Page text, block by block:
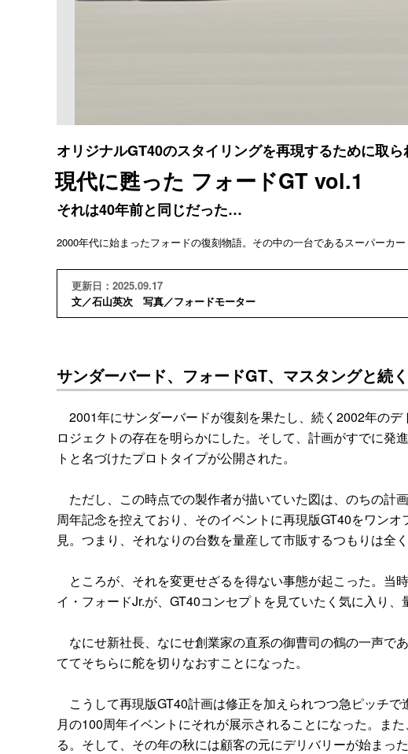
オリジナルGT40のスタイリングを再現するために取
現代に甦った フォードGT vol.1
それは40年前と同じだった…
2000年代に始まったフォードの復刻物語。その中の一台であるスーパーカー
更新日：2025.09.17
文／石山英次 写真／フォードモーター
サンダーバード、フォードGT、マスタングと続
2001年にサンダーバードが復刻を果たし、続く2002年の
ロジェクトの存在を明らかにした。そして、計画がすでに発
トと名づけたプロトタイプが公開された。
ただし、この時点での製作者が描いていた図は、のちの計
周年記念を控えており、そのイベントに再現版GT40をワン
見。つまり、それなりの台数を量産して市販するつもりは全く
ところが、それを変更せざるを得ない事態が起こった。当
イ・フォードJr.が、GT40コンセプトを見ていたく気に入り、
なにせ新社長、なにせ創業家の直系の御曹司の鶴の一声で
ててそちらに舵を切りなおすことになった。
こうして再現版GT40計画は修正を加えられつつ急ピッチ
月の100周年イベントにそれが展示されることになった。ま
る。そして、その年の秋には顧客の元にデリバリーが始まった